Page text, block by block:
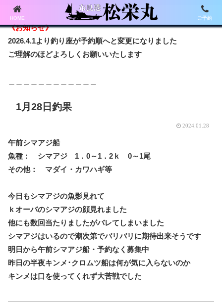
《お知らせ》
2026.4.1より釣り座が予約順へと変更になりました
ご理解のほどよろしくお願いいたします
1月28日釣果
2024.01.28
午前シマアジ船
魚種： シマアジ 1．0～1．2ｋ 0～1尾
その他： マダイ・カワハギ等
今日もシマアジの魚影見れて
ｋオーバのシマアジの顔見れました
他にも数回当たりましたがバレてしまいました
シマアジはいるので潮次第でバリバリに期待出来そうです
明日から午前シマアジ船・予約なく募集中
昨日の半夜キンメ･クロムツ船は何が気に入らないのか
キンメは口を使ってくれず大苦戦でした
HOME ご予約